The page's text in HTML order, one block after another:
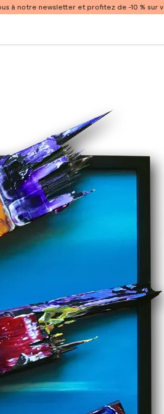
à notre newsletter et profitez de -10 % sur